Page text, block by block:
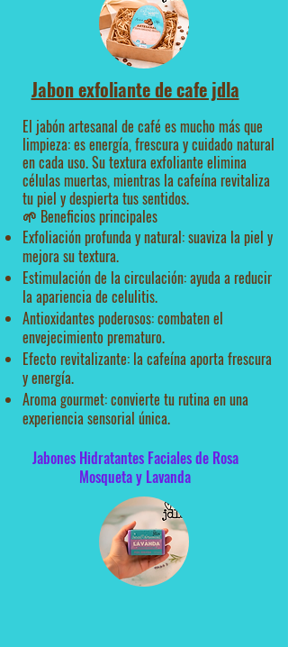
Jabon exfoliante de cafe jdla
El jabón artesanal de café es mucho más que
limpieza: es energía, frescura y cuidado natural
en cada uso. Su textura exfoliante elimina
células muertas, mientras la cafeína revitaliza
tu piel y despierta tus sentidos.
🌱 Beneficios principales
Exfoliación profunda y natural: suaviza la piel y
mejora su textura.
Estimulación de la circulación: ayuda a reducir
la apariencia de celulitis.
Antioxidantes poderosos: combaten el
envejecimiento prematuro.
Efecto revitalizante: la cafeína aporta frescura
y energía.
Aroma gourmet: convierte tu rutina en una
experiencia sensorial única.
Jabones Hidratantes Faciales de Rosa
Mosqueta y Lavanda